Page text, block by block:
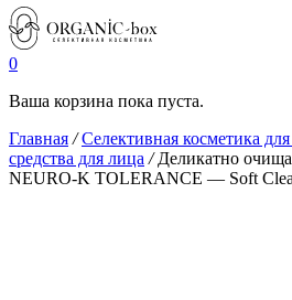
0
Ваша корзина пока пуста.
Главная /Селективная косметика
средства для лица /Деликатно
NEURO-K TOLERANCE — Soft